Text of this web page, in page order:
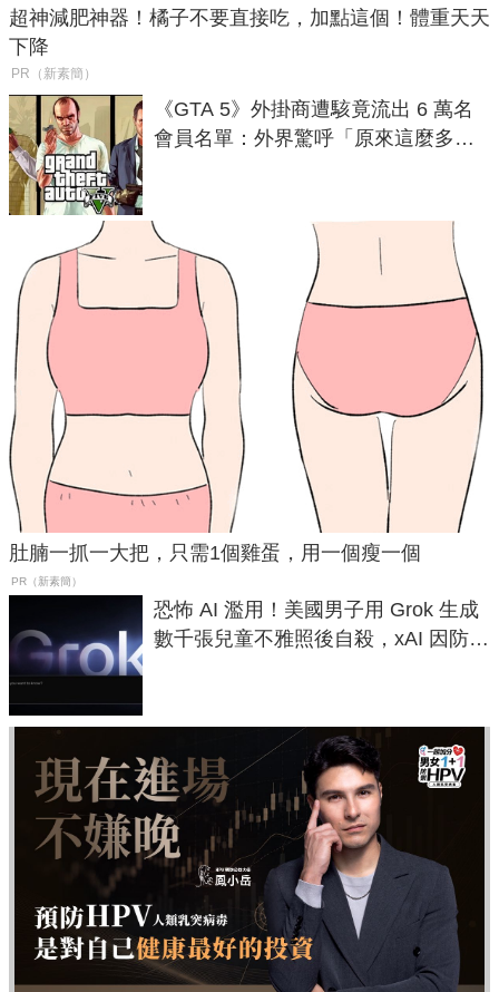
超神減肥神器！橘子不要直接吃，加點這個！體重天天
下降
PR（新素簡）
《GTA 5》外掛商遭駭竟流出 6 萬名
會員名單：外界驚呼「原來這麼多人
肚腩一抓一大把，只需1個雞蛋，用一個瘦一個
PR（新素簡）
恐怖 AI 濫用！美國男子用 Grok 生成
數千張兒童不雅照後自殺，xAI 因防護